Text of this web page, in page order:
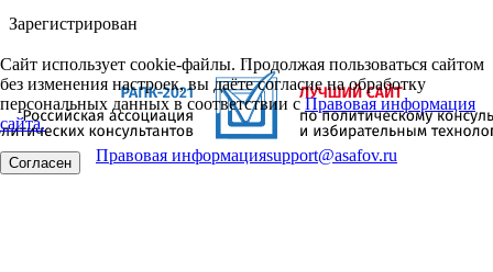
Зарегистрирован
Сайт использует cookie-файлы. Продолжая пользоваться сайтом
без изменения настроек, вы даёте согласие на обработку
персональных данных в соответствии сПравовая информация
сайта.
Согласен Правовая информацияsupport@asafov.ru